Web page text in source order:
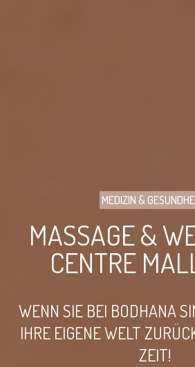
MEDIZIN &
MASSAGE &
CENTRE
WENN SIE BEI BODHANA
IHRE EIGENE WELT
ZEIT!